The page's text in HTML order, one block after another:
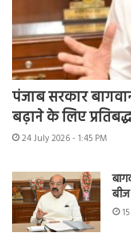
पंजाब सरकार
बढ़ाने के लिए प्रतिबद्ध
24 July 2026 - 1:45 PM